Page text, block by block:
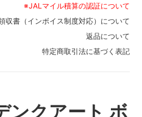
※JALマイル積算の認証について
収書（インボイス制度対応）について
返品について
特定商取引法に基づく表記
ンクアート ボ